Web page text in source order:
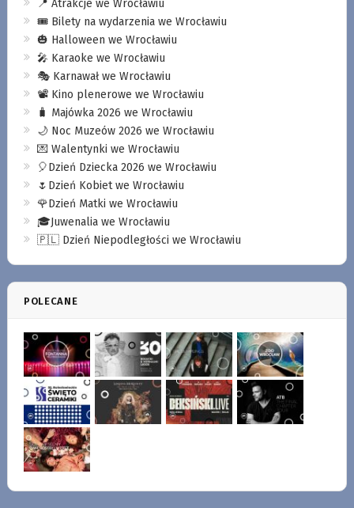
📍 Atrakcje we Wrocławiu
🎟️ Bilety na wydarzenia we Wrocławiu
🎃 Halloween we Wrocławiu
🎤 Karaoke we Wrocławiu
🎭 Karnawał we Wrocławiu
📽️ Kino plenerowe we Wrocławiu
🧳 Majówka 2026 we Wrocławiu
🌙 Noc Muzeów 2026 we Wrocławiu
💌 Walentynki we Wrocławiu
🎈Dzień Dziecka 2026 we Wrocławiu
🌷Dzień Kobiet we Wrocławiu
🌹Dzień Matki we Wrocławiu
🎓Juwenalia we Wrocławiu
🇵🇱 Dzień Niepodległości we Wrocławiu
POLECANE